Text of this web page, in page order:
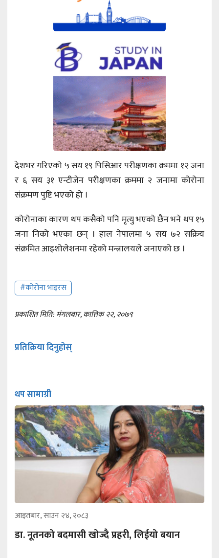
देशभर गरिएको ५ सय १९ पिसिआर परीक्षणका क्रममा १२ जना
र ६ सय ३१ एन्टीजेन परीक्षणका क्रममा २ जनामा कोरोना
संक्रमण पुष्टि भएको हो ।
कोरोनाका कारण थप कसैको पनि मृत्यु भएको छैन भने थप १५
जना निको भएका छन् । हाल नेपालमा ५ सय ७२ सक्रिय
संक्रमित आइशोलेशनमा रहेको मन्त्रालयले जनाएको छ ।
#कोरोना भाइरस
प्रकाशित मिति: मंगलबार, कात्तिक २२, २०७९
प्रतिक्रिया दिनुहोस्
थप सामाग्री
आइतबार, साउन २४, २०८३
डा. नूतनको बदमासी खोज्दै प्रहरी, लिईयो बयान